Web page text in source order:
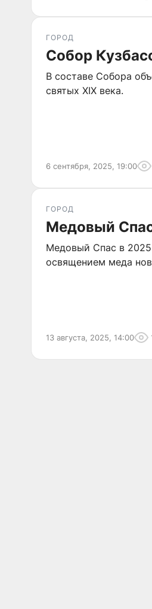
ГОРОД
Собор
В составе Собора
святых XIX века.
6 сентября, 2025, 19:00
ГОРОД
Медовый
Медовый Спас в 2025
освящением меда
13 августа, 2025, 14:00